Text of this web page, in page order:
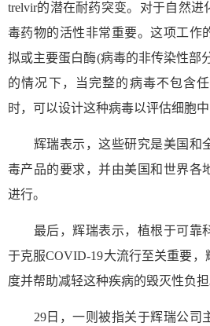
trelvir的潜在耐药突变。对于自然进
毒药物的活性非常重要。这项工作
拟或主要蛋白酶(病毒的非传染性部
的情况下，当完整的病毒不包含
时，可以设计这种病毒以评估细胞中
辉瑞表示，这些研究是美国和
毒产品的要求，并由美国和世界各
进行。
最后，辉瑞表示，植根于可靠
于克服COVID-19大流行至关重要，
度并帮助减轻这种疾病的毁灭性负担
29日，一则被指关于辉瑞公司